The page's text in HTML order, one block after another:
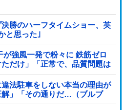
決勝のハーフタイムショー、英
と思った｣
が強風一発で粉々に 鉄筋ゼロ
だけ」「正常で、品質問題は
法駐車をしない本当の理由が
」「その通りだ…（ブルブ